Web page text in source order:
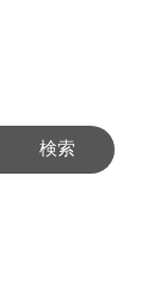
検索